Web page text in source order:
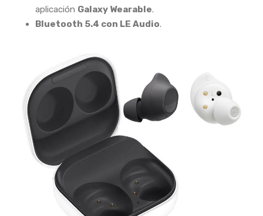
aplicación Galaxy Wearable.
Bluetooth 5.4 con LE Audio.